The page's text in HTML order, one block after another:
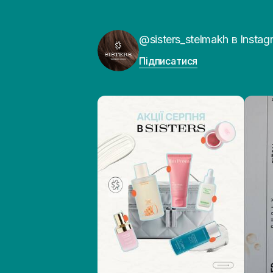
@sisters_stelmakh в
Підписатися